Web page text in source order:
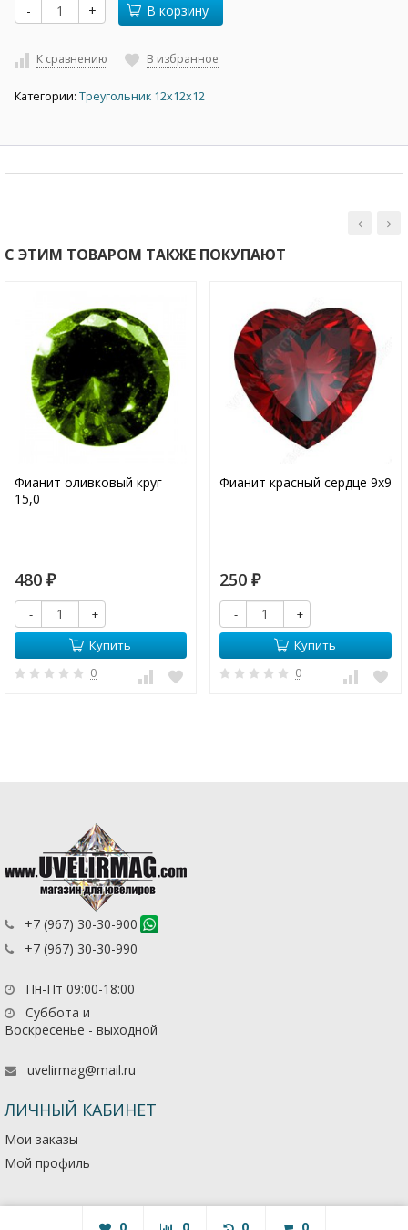
- + В корзину
К сравнению В избранное
Категории: Треугольник 12х12х12
С ЭТИМ ТОВАРОМ ТАКЖЕ ПОКУПАЮТ
Фианит оливковый круг
15,0
480 ₽
-
+
Купить
0
Фианит красный сердце 9х9
250 ₽
-
+
Купить
0
+7 (967) 30-30-900
+7 (967) 30-30-990
Пн-Пт 09:00-18:00
Суббота и
Воскресенье - выходной
uvelirmag@mail.ru
ЛИЧНЫЙ КАБИНЕТ
Мои заказы
Мой профиль